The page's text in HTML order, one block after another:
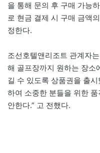
을 통해 문의 후 구매 가능
로 현금 결제 시 구매 금액
정한다.
조선호텔앤리조트 관계자
해 골프장까지 원하는 장소
길 수 있도록 상품권을 출
하여 소중한 분들을 위한
안한다.” 고 전했다.